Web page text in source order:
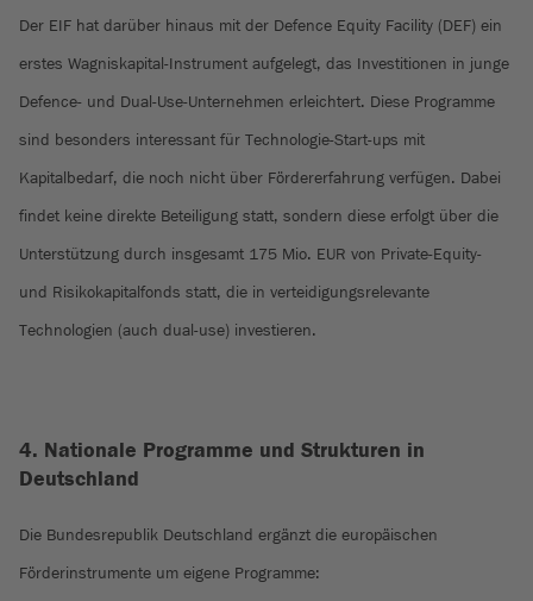
Der EIF hat darüber hinaus mit der Defence Equity Facility (DEF) ein
erstes Wagniskapital-Instrument aufgelegt, das Investitionen in junge
Defence- und Dual-Use-Unternehmen erleichtert. Diese Programme
sind besonders interessant für Technologie-Start-ups mit
Kapitalbedarf, die noch nicht über Fördererfahrung verfügen. Dabei
findet keine direkte Beteiligung statt, sondern diese erfolgt über die
Unterstützung durch insgesamt 175 Mio. EUR von Private-Equity-
und Risikokapitalfonds statt, die in verteidigungsrelevante
Technologien (auch dual-use) investieren.
4. Nationale Programme und Strukturen in
Deutschland
Die Bundesrepublik Deutschland ergänzt die europäischen
Förderinstrumente um eigene Programme: